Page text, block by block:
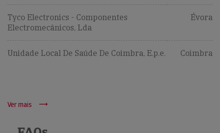
Tyco Electronics - Componentes
Electromecânicos, Lda
Évora
Unidade Local De Saúde De Coimbra, E.p.e. Coimbra
Ver mais